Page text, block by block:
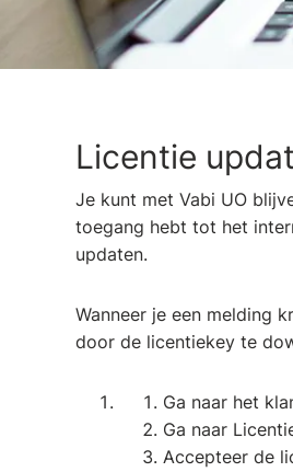
Licentie
Je kunt met Vabi UO
toegang hebt tot het
updaten.
Wanneer je een melding
door de licentiekey te
Ga naar het
Ga naar
Accepteer de